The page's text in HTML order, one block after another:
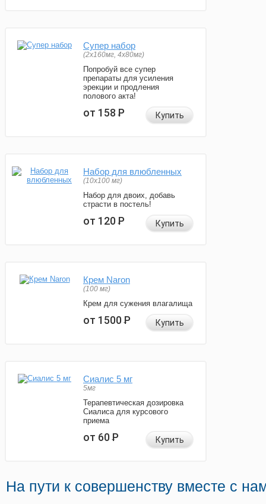
Супер набор
(2х160мг, 4х80мг)
Попробуй все супер
препараты для усиления
эрекции и продления
полового акта!
от 158Р Купить
Набор для влюбленных
(10х100 мг)
Набор для двоих, добавь
страсти в постель!
от 120Р Купить
Крем Naron
(100 мг)
Крем для сужения влагалища
от 1500Р Купить
Сиалис 5 мг
5мг
Терапевтическая дозировка
Сиалиса для курсового
приема
от 60Р Купить
На пути к совершенству вместе с